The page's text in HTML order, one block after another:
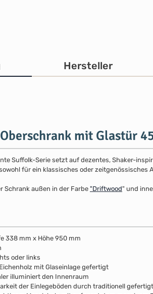
Hersteller
mit Glastür
Suffolk-Serie setzt auf dezentes, Shaker-
für ein klassisches oder zeitgenössisches
Schrank außen in der Farbe"Driftwood" und
338 mm x Höhe 950 mm
oder links
mit Glaseinlage gefertigt
illuminiert den Innenraum
der Einlegeböden durch traditionell